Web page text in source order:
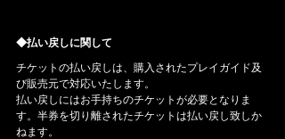
◆払い戻しに関して
チケットの払い戻しは、購入されたプレイガイド及
び販売元で対応いたします。
払い戻しにはお手持ちのチケットが必要となりま
す。半券を切り離されたチケットは払い戻し致しか
ねます。